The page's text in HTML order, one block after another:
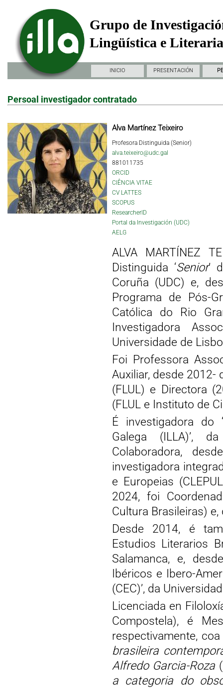
Grupo de
Lingüística e
INICIO PRESENTACIÓN
Persoal investigador contratado
Alva Martínez Teixeiro
Profesora Distinguida (Senior)
alva.teixeiro@udc.gal
881011735
ORCID
CIÊNCIA VITAE
CV LATTES
SCOPUS
ResearcherID
Portal da Investigación (UDC)
AELG
ALVA MARTÍNEZ
Distinguida ‘Senior’
Coruña (UDC) e,
Programa de Pós-
Católica do Rio
Investigadora
Universidade de
Foi Professora
Auxiliar, desde 2012-
(FLUL) e Directora
(FLUL e Instituto de
É investigadora do
Galega (ILLA)’,
Colaboradora,
investigadora
e Europeias
2024, foi
Cultura Brasileiras)
Desde 2014, é
Estudios Literarios
Salamanca, e,
Ibéricos e Ibero-
(CEC)’, da
Licenciada en
Compostela), é
respectivamente,
brasileira
Alfredo Garcia-Roza
a categoria do